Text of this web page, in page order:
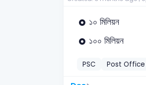
১০ মিলিয়ন
১০০ মিলিয়ন
PSC Post